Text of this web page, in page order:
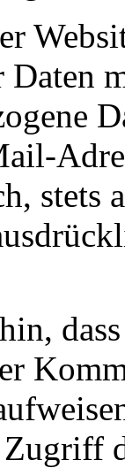
Daten
stets
Zugriff